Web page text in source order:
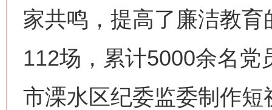
家共鸣，提高了廉洁教
112场，累计5000余名
市溧水区纪委监委制作